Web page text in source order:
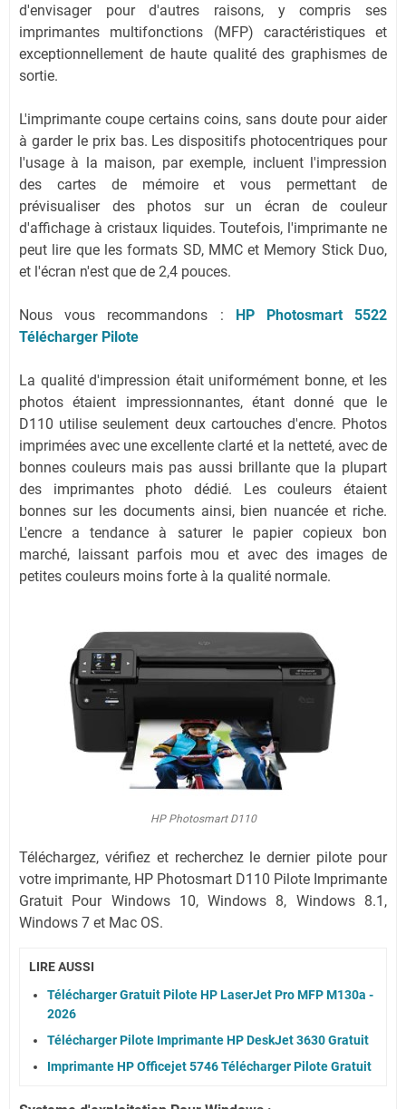
d'envisager pour d'autres raisons, y compris ses
imprimantes multifonctions (MFP) caractéristiques et
exceptionnellement de haute qualité des graphismes de
sortie.
L'imprimante coupe certains coins, sans doute pour aider
à garder le prix bas. Les dispositifs photocentriques pour
l'usage à la maison, par exemple, incluent l'impression
des cartes de mémoire et vous permettant de
prévisualiser des photos sur un écran de couleur
d'affichage à cristaux liquides. Toutefois, l'imprimante ne
peut lire que les formats SD, MMC et Memory Stick Duo,
et l'écran n'est que de 2,4 pouces.
Nous vous recommandons : HP Photosmart 5522
Télécharger Pilote
La qualité d'impression était uniformément bonne, et les
photos étaient impressionnantes, étant donné que le
D110 utilise seulement deux cartouches d'encre. Photos
imprimées avec une excellente clarté et la netteté, avec de
bonnes couleurs mais pas aussi brillante que la plupart
des imprimantes photo dédié. Les couleurs étaient
bonnes sur les documents ainsi, bien nuancée et riche.
L'encre a tendance à saturer le papier copieux bon
marché, laissant parfois mou et avec des images de
petites couleurs moins forte à la qualité normale.
HP Photosmart D110
Téléchargez, vérifiez et recherchez le dernier pilote pour
votre imprimante, HP Photosmart D110 Pilote Imprimante
Gratuit Pour Windows 10, Windows 8, Windows 8.1,
Windows 7 et Mac OS.
LIRE AUSSI
Télécharger Gratuit Pilote HP LaserJet Pro MFP M130a -
2026
Télécharger Pilote Imprimante HP DeskJet 3630 Gratuit
Imprimante HP Officejet 5746 Télécharger Pilote Gratuit